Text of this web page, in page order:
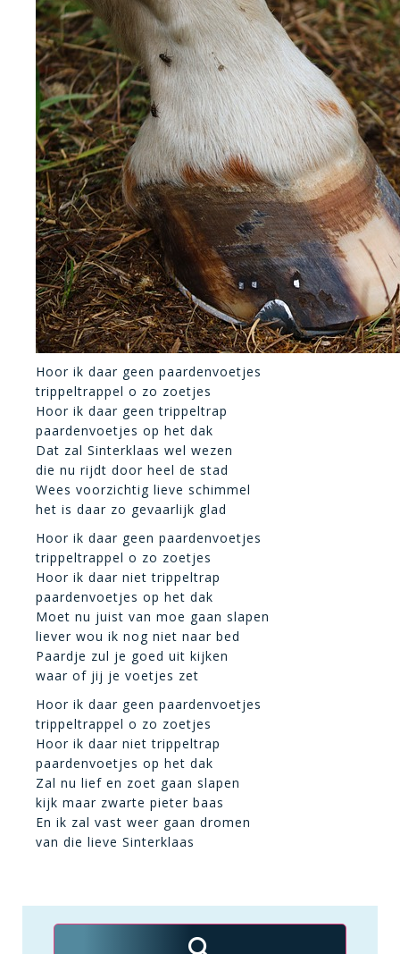
Hoor ik daar geen paardenvoetjes
trippeltrappel o zo zoetjes
Hoor ik daar geen trippeltrap
paardenvoetjes op het dak
Dat zal Sinterklaas wel wezen
die nu rijdt door heel de stad
Wees voorzichtig lieve schimmel
het is daar zo gevaarlijk glad
Hoor ik daar geen paardenvoetjes
trippeltrappel o zo zoetjes
Hoor ik daar niet trippeltrap
paardenvoetjes op het dak
Moet nu juist van moe gaan slapen
liever wou ik nog niet naar bed
Paardje zul je goed uit kijken
waar of jij je voetjes zet
Hoor ik daar geen paardenvoetjes
trippeltrappel o zo zoetjes
Hoor ik daar niet trippeltrap
paardenvoetjes op het dak
Zal nu lief en zoet gaan slapen
kijk maar zwarte pieter baas
En ik zal vast weer gaan dromen
van die lieve Sinterklaas